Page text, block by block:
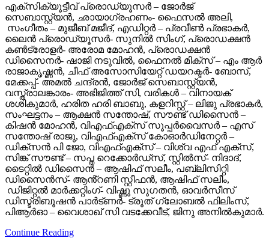
എക്സിക്യൂട്ടീവ് പ്രൊഡ്യൂസർ – ജോർജ്
സെബാസ്റ്റ്യൻ, ഛായാഗ്രഹണം- ഫൈസൽ അലി,
സംഗീതം – മുജീബ് മജീദ്, എഡിറ്റർ – പ്രവീൺ പ്രഭാകർ,
ലൈൻ പ്രൊഡ്യൂസർ- സുനിൽ സിംഗ്, പ്രൊഡക്ഷൻ
കൺട്രോളർ- അരോമ മോഹൻ, പ്രൊഡക്ഷൻ
ഡിസൈനർ- ഷാജി നടുവിൽ, ഫൈനൽ മിക്സ് – എം ആർ
രാജാകൃഷ്ണൻ, ചീഫ് അസോസിയേറ്റ് ഡയറക്ടർ- ബോസ്,
മേക്കപ്പ്- അമൽ ചന്ദ്രൻ, ജോർജ് സെബാസ്റ്റ്യൻ,
വസ്ത്രാലങ്കാരം- അഭിജിത്ത് സി, വരികൾ – വിനായക്
ശശികുമാർ, ഹരിത ഹരി ബാബു, കളറിസ്റ്റ് – ലിജു പ്രഭാകർ,
സംഘട്ടനം – ആക്ഷൻ സന്തോഷ്, സൗണ്ട് ഡിസൈൻ –
കിഷൻ മോഹൻ, വിഎഫ്എക്സ് സൂപ്പർവൈസർ – എസ്
സന്തോഷ് രാജു, വിഎഫ്എക്സ് കോഓർഡിനേറ്റർ –
ഡിക്സൻ പി ജോ, വിഎഫ്എക്സ് – വിശ്വ എഫ് എക്സ്,
സിങ്ക് സൗണ്ട് – സപ്ത റെക്കോർഡ്സ്, സ്റ്റിൽസ്- നിദാദ്,
ടൈറ്റിൽ ഡിസൈൻ – ആഷിഫ് സലീം, പബ്ലിസിറ്റി
ഡിസൈൻസ്- ആൻ്റണി സ്റ്റീഫൻ, ആഷിഫ് സലീം,
ഡിജിറ്റൽ മാർക്കറ്റിംഗ്- വിഷ്ണു സുഗതൻ, ഓവർസീസ്
ഡിസ്ട്രിബൂഷൻ പാർട്ണർ- ട്രൂത് ഗ്ലോബൽ ഫിലിംസ്,
പിആർഓ – വൈശാഖ് സി വടക്കേവീട്, ജിനു അനിൽകുമാർ.
Continue Reading